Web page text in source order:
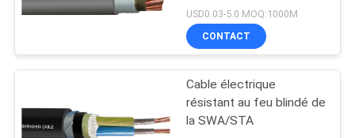
USD0.03-5.0 MOQ:1000M
CONTACT
Cable électrique
résistant au feu blindé de
la SWA/STA